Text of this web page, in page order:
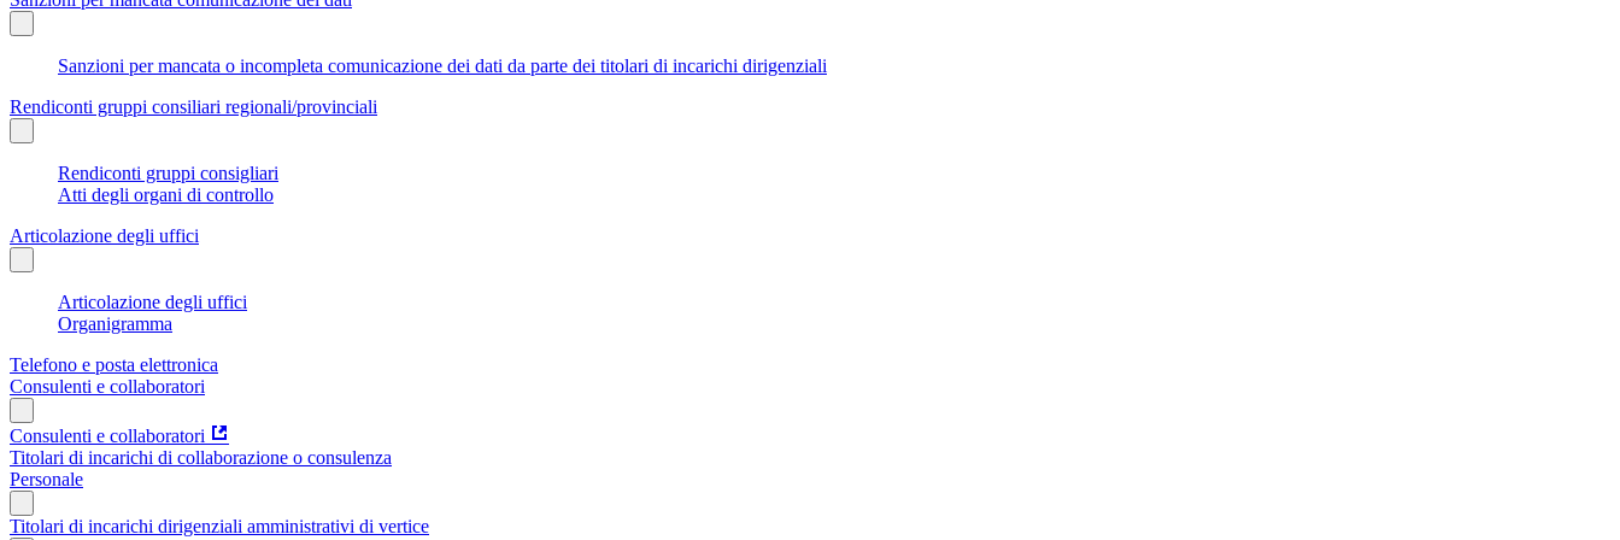
Sanzioni per mancata o incompleta comunicazione dei dati da parte dei titolari di incarichi dirigenziali
Rendiconti gruppi consiliari regionali/provinciali
Rendiconti gruppi consigliari
Atti degli organi di controllo
Articolazione degli uffici
Articolazione degli uffici
Organigramma
Telefono e posta elettronica
Consulenti e collaboratori
Consulenti e collaboratori
Titolari di incarichi di collaborazione o consulenza
Personale
Titolari di incarichi dirigenziali amministrativi di vertice